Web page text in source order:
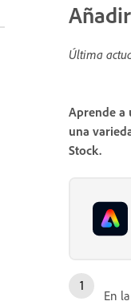
Última
Aprende a
una
Stock.
En